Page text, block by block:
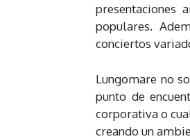
presentaciones
populares.
conciertos
Lungomare no
punto de
corporativa o
creando un